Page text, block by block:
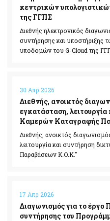
Μισθοδοσία υπαλλήλων Υπ.
Φορέων
e-Δελτίο Ατομικής
Φύλλα Υπολογισμού ΑΠΑΑ
Οδηγίες - Έντυπα
e-Έντυπα
Κράτος φιλικό προς τον πολίτη
Υπηρεσία Εξουσιοδότησης
Πληροφοριακών Συστημάτων
Αιγιαλοί - Δημόσια Περιουσία
e-Δημοπρασίες Αιγιαλών
Ευρετήριο και Χάρτης
e-Aιτήσεις προς τις Υπηρεσίες
Ψηφιακές Υπηρεσίες
Επιχειρήσεις
Εξωδικαστικός Μηχανισμός
Μητρώο Δεξαμενών
Μητρώο Πραγματικών
Προστασία επιχειρήσεων
υπαγωγής στη διαδικασία
αποπληρωμή επιχειρηματικών
Aκίνητα
κεντρικών
της ΓΓΠΣ
Διεθνής ηλεκτρονικός
συντήρησης και υποστήριξης
υποδομών του G-Cloud της
30 Απρ 2026
Διεθνής, ανοικτός
εγκατάσταση,
Καμερών Καταγραφής
Διεθνής, ανοικτός
λειτουργία και συντήρηση
Παραβάσεων Κ.Ο.Κ."
17 Απρ 2026
Διαγωνισμός για το
συντήρησης του